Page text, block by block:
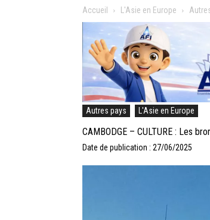
Accueil L'Asie en Europe
Autres pays L'Asie en Europe
CAMBODGE – CULTURE : Les
Date de publication : 27/06/2025